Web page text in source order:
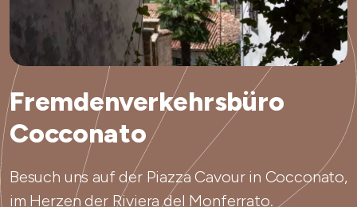
Fremdenverkehrsbüro
Cocconato
Besuch uns auf der Piazza Cavour in Cocconato,
im Herzen der Riviera del Monferrato.